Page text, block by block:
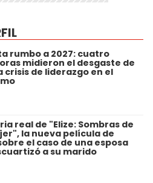
rumbo a 2027: cuatro
midieron el desgaste de
crisis de liderazgo en el
real de "Elize: Sombras de
la nueva película de
el caso de una esposa
a su marido